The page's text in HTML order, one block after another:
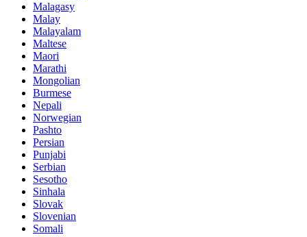
Malagasy
Malay
Malayalam
Maltese
Maori
Marathi
Mongolian
Burmese
Nepali
Norwegian
Pashto
Persian
Punjabi
Serbian
Sesotho
Sinhala
Slovak
Slovenian
Somali